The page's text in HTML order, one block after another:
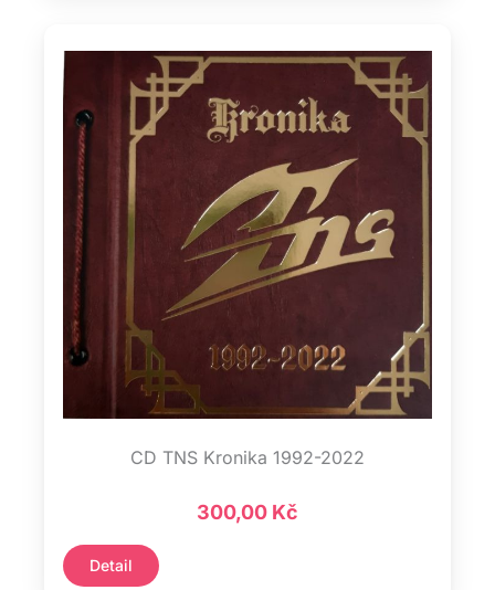
CD TNS Kronika 1992-2022
300,00 Kč
Detail